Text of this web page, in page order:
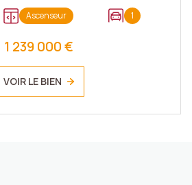
Ascenseur 1
1 239 000 €
VOIR LE BIEN